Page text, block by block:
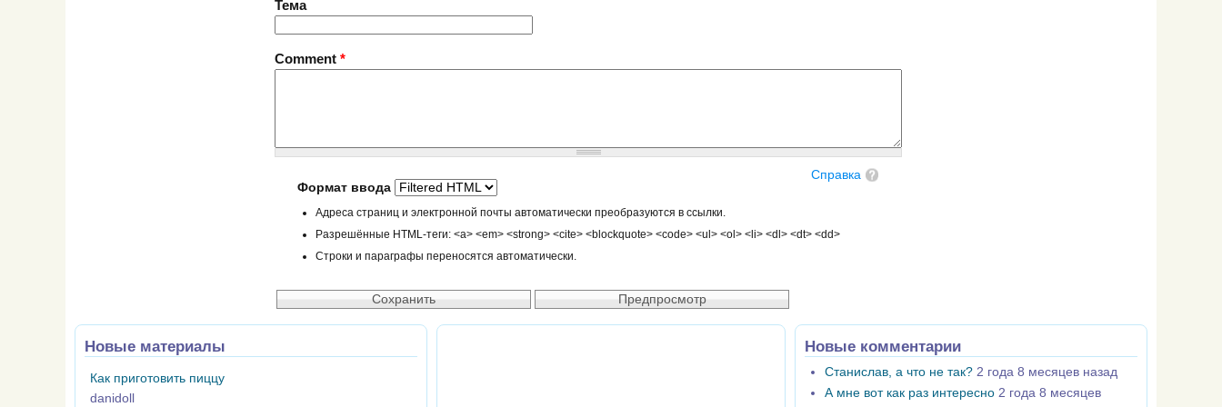
Тема
Comment *
Справка
Формат ввода
Адреса страниц и электронной почты автоматически преобразуются в ссылки.
Разрешённые HTML-теги: <a> <em> <strong> <cite> <blockquote> <code> <ul> <ol> <li> <dl> <dt> <dd>
Строки и параграфы переносятся автоматически.
Новые материалы
Как приготовить пиццу
danidoll
Новые комментарии
Станислав, а что не так? 2 года 8 месяцев назад
А мне вот как раз интересно 2 года 8 месяцев